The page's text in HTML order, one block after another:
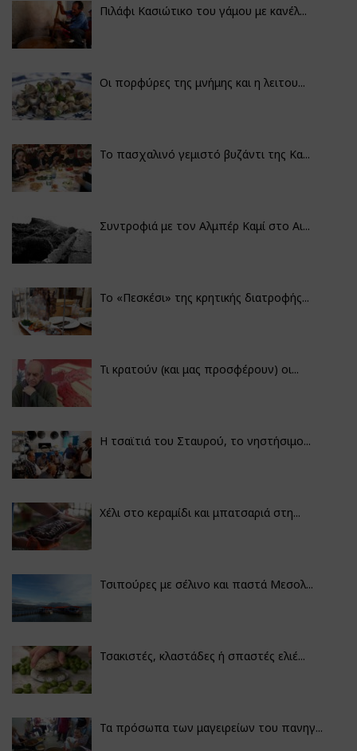
Πιλάφι Κασιώτικο του γάμου με κανέλ...
Οι πορφύρες της μνήμης και η λειτου...
Το πασχαλινό γεμιστό βυζάντι της Κα...
Συντροφιά με τον Αλμπέρ Καμί στο Αι...
Το «Πεσκέσι» της κρητικής διατροφής...
Τι κρατούν (και μας προσφέρουν) οι...
Η τσαϊτιά του Σταυρού, το νηστήσιμο...
Χέλι στο κεραμίδι και μπατσαριά στη...
Τσιπούρες με σέλινο και παστά Μεσολ...
Τσακιστές, κλαστάδες ή σπαστές ελιέ...
Τα πρόσωπα των μαγειρείων του πανηγ...